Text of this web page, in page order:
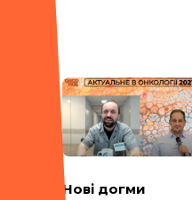
Нові догми